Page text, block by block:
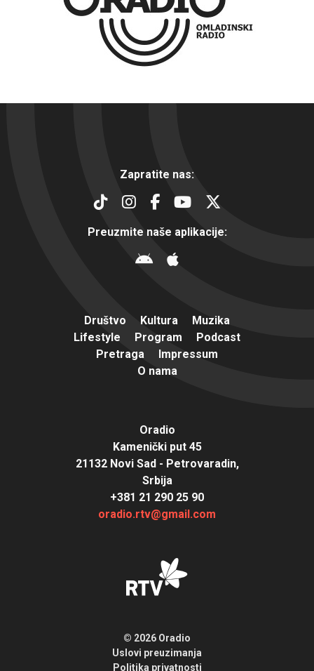
Zapratite nas:
Preuzmite naše aplikacije:
Društvo Kultura
Muzika
Lifestyle
Program
Podcast
Pretraga
Impressum
O nama
Oradio
Kamenički put 45
21132 Novi Sad - Petrovaradin,
Srbija
+381 21 290 25 90
oradio.rtv@gmail.com
© 2026 Oradio
Uslovi preuzimanja
Politika privatnosti